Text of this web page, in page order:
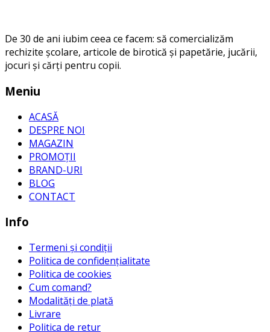
De 30 de ani iubim ceea ce facem: să comercializăm
rechizite școlare, articole de birotică și papetărie, jucării,
jocuri și cărți pentru copii.
Meniu
ACASĂ
DESPRE NOI
MAGAZIN
PROMOȚII
BRAND-URI
BLOG
CONTACT
Info
Termeni și condiții
Politica de confidențialitate
Politica de cookies
Cum comand?
Modalități de plată
Livrare
Politica de retur